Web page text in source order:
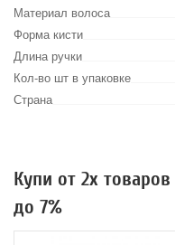
Материал волоса
Форма кисти
Длина ручки
Кол-во шт в упаковке
Страна
Купи от 2х товаров
до 7%